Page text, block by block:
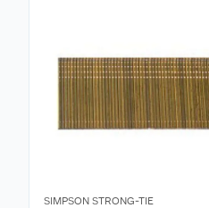
SIMPSON STRONG-TIE